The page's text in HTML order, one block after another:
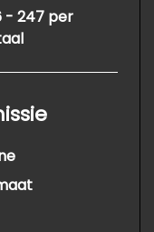
- 247 per